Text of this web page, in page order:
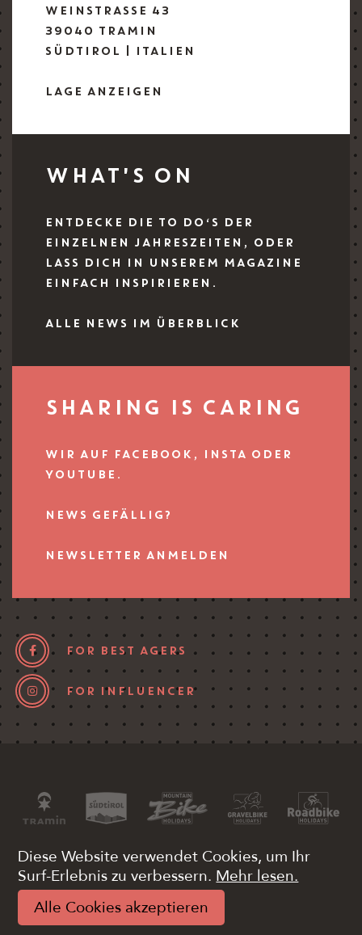
WEINSTRASSE 43
39040 TRAMIN
SÜDTIROL | ITALIEN
LAGE ANZEIGEN
WHAT'S ON
ENTDECKE DIE TO DO‘S DER
EINZELNEN JAHRESZEITEN, ODER
LASS DICH IN UNSEREM MAGAZINE
EINFACH INSPIRIEREN.
ALLE NEWS IM ÜBERBLICK
SHARING IS CARING
WIR AUF FACEBOOK, INSTA ODER
YOUTUBE.
NEWS GEFÄLLIG?
NEWSLETTER ANMELDEN
FOR BEST AGERS
FOR INFLUENCER
Mwst. 03340380215
Datenschutz
Diese Website verwendet Cookies, um Ihr
Surf-Erlebnis zu verbessern. Mehr lesen.
Alle Cookies akzeptieren